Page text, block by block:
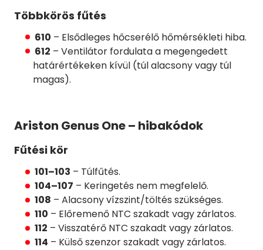
Többkörös fűtés
610 – Elsődleges hőcserélő hőmérsékleti hiba.
612 – Ventilátor fordulata a megengedett
határértékeken kívül (túl alacsony vagy túl
magas).
Ariston Genus One – hibakódok
Fűtési kör
101–103 – Túlfűtés.
104–107 – Keringetés nem megfelelő.
108 – Alacsony vízszint/töltés szükséges.
110 – Előremenő NTC szakadt vagy zárlatos.
112 – Visszatérő NTC szakadt vagy zárlatos.
114 – Külső szenzor szakadt vagy zárlatos.